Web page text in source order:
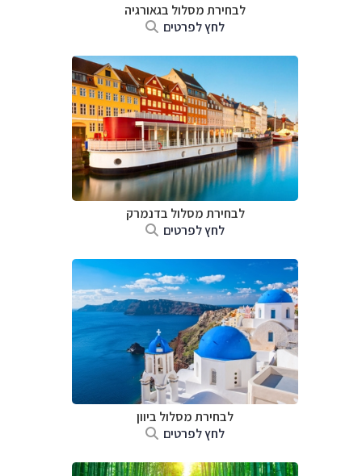
לבחירת מסלול בגאורגיה
לחץ לפרטים
לבחירת מסלול בדנמרק
לחץ לפרטים
לבחירת מסלול ביוון
לחץ לפרטים